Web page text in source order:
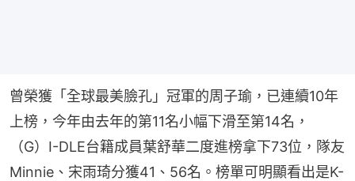
曾榮獲「全球最美臉孔」冠軍的周子瑜，已連續10年
上榜，今年由去年的第11名小幅下滑至第14名，
（G）I-DLE台籍成員葉舒華二度進榜拿下73位，隊友
Minnie、宋雨琦分獲41、56名。榜單可明顯看出是K-